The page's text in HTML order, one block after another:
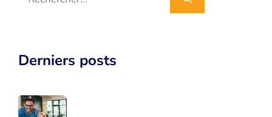
Derniers posts